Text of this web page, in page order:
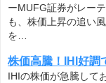
ーMUFG証券がレー
も、株価上昇の追い
を…
株価高騰！IHI好調
IHIの株価が急騰して